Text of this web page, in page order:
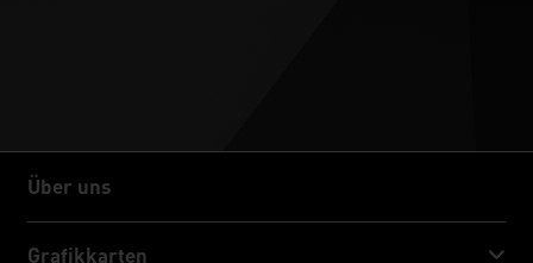
Über uns
Über uns
Grafikkarten